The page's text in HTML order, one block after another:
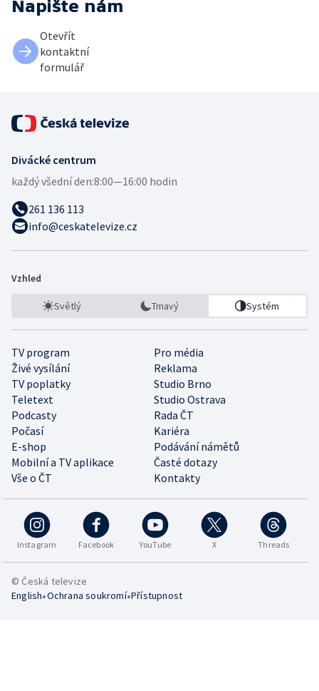
Napište nám
Otevřít
kontaktní
formulář
Divácké centrum
každý všední den:8:00—16:00 hodin
261 136 113
info@ceskatelevize.cz
Vzhled
Světlý Tmavý Systém
TV program
Pro média
Živé vysílání
Reklama
TV poplatky
Studio Brno
Teletext
Studio Ostrava
Podcasty
Rada ČT
Počasí
Kariéra
E-shop
Podávání námětů
Mobilní a TV aplikace
Časté dotazy
Vše o ČT
Kontakty
Instagram Facebook YouTube X Threads
© Česká televize
English•Ochrana soukromí•Přístupnost